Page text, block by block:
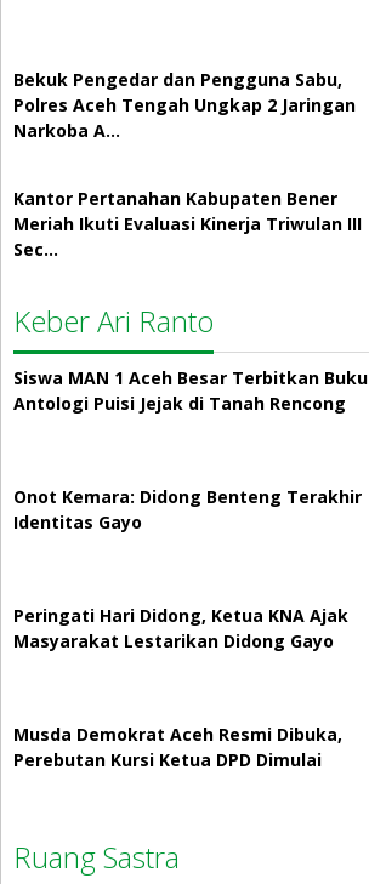
Bekuk Pengedar dan Pengguna Sabu,
Polres Aceh Tengah Ungkap 2 Jaringan
Narkoba A…
Kantor Pertanahan Kabupaten Bener
Meriah Ikuti Evaluasi Kinerja Triwulan III
Sec…
Keber Ari Ranto
Siswa MAN 1 Aceh Besar Terbitkan Buku
Antologi Puisi Jejak di Tanah Rencong
Onot Kemara: Didong Benteng Terakhir
Identitas Gayo
Peringati Hari Didong, Ketua KNA Ajak
Masyarakat Lestarikan Didong Gayo
Musda Demokrat Aceh Resmi Dibuka,
Perebutan Kursi Ketua DPD Dimulai
Ruang Sastra